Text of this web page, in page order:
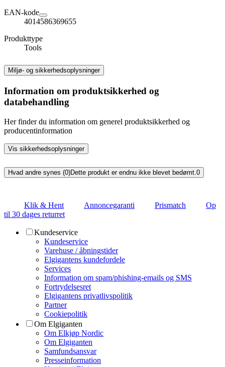
EAN-kode
4014586369655
Produkttype
Tools
Miljø- og sikkerhedsoplysninger
Information om produktsikkerhed og
databehandling
Her finder du information om generel produktsikkerhed og
producentinformation
Vis sikkerhedsoplysninger
Hvad andre synes (0)Dette produkt er endnu ikke blevet bedømt. 0
Klik & Hent Annoncegaranti Prismatch
Op
til 30 dages returret
Kundeservice
Kundeservice
Varehuse / åbningstider
Elgigantens kundefordele
Services
Information om spam/phishing-emails og SMS
Fortrydelsesret
Elgigantens privatlivspolitik
Partner
Cookiepolitik
Om Elgiganten
Om Elkjøp Nordic
Om Elgiganten
Samfundsansvar
Presseinformation